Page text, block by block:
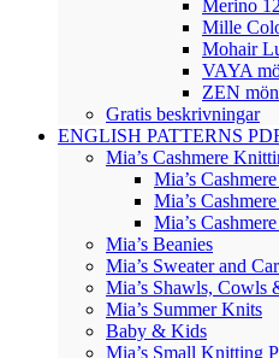
Merino
Mille
Mohair
VAYA
ZEN
Gratis beskrivningar
ENGLISH PATTERNS
Mia’s Cashmere
Mia’s
Mia’s
Mia’s
Mia’s Beanies
Mia’s Sweater and
Mia’s Shawls, Cowls
Mia’s Summer Knits
Baby & Kids
Mia’s Small Knitting